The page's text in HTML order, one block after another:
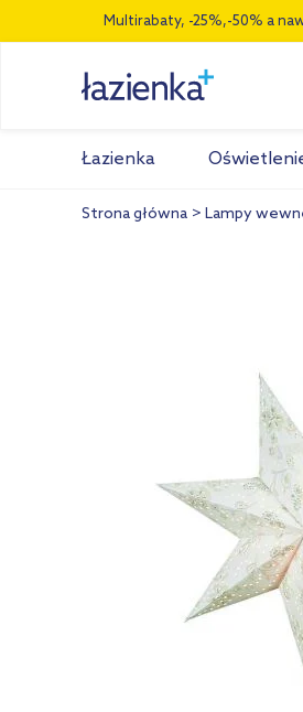
Multirabaty, -25%,-50% a
Łazienka
Strona główna Lampy